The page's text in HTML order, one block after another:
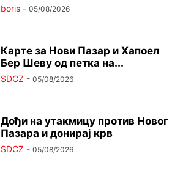
boris - 05/08/2026
Карте за Нови Пазар и Хапоел
Бер Шеву од петка на...
SDCZ - 05/08/2026
Дођи на утакмицу против Новог
Пазара и донирај крв
SDCZ - 05/08/2026